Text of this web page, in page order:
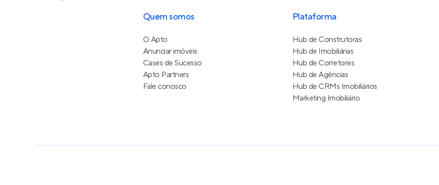
Quem somos
O Apto
Anunciar imóveis
Cases de Sucesso
Apto Partners
Fale conosco
Plataforma
Hub de Construtoras
Hub de Imobiliárias
Hub de Corretores
Hub de Agências
Hub de CRMs Imobiliários
Marketing Imobiliário